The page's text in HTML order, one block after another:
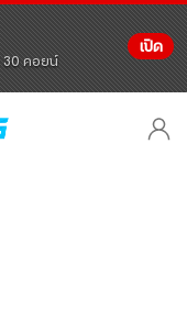
30 คอยน์
เปิด